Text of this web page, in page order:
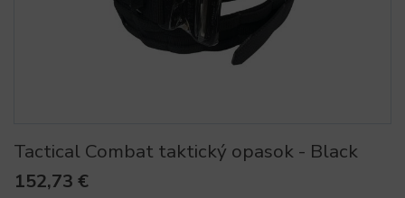
Tactical Combat taktický opasok - Black
152,73 €